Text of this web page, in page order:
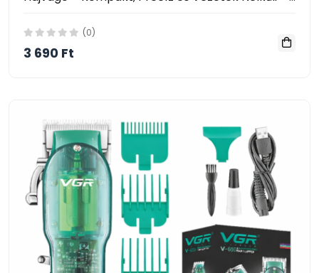
(0)
3 690 Ft